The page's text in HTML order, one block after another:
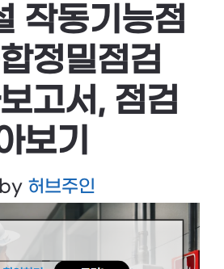
작동기능점
정밀점검
고서, 점검
보기
by 허브주인